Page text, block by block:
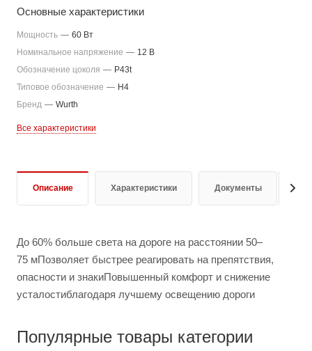
Основные характеристики
Мощность — 60 Вт
Номинальное напряжение — 12 В
Обозначение цоколя — P43t
Типовое обозначение — H4
Бренд — Wurth
Все характеристики
Описание Характеристики Документы
До 60% больше света на дороге на расстоянии 50–
75 мПозволяет быстрее реагировать на препятствия,
опасности и знакиПовышенный комфорт и снижение
усталостиблагодаря лучшему освещению дороги
Популярные товары категории